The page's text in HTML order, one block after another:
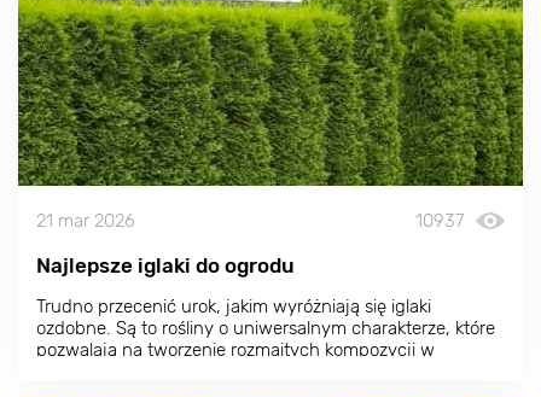
21 mar 2026 10937
Najlepsze iglaki do ogrodu
Trudno przecenić urok, jakim wyróżniają się iglaki
ozdobne. Są to rośliny o uniwersalnym charakterze, które
pozwalają na tworzenie rozmaitych kompozycji w